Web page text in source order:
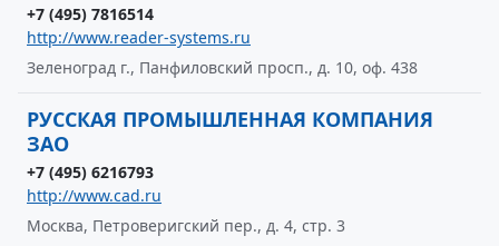
+7 (495) 7816514
http://www.reader-systems.ru
Зеленоград г., Панфиловский просп., д. 10, оф. 438
РУССКАЯ ПРОМЫШЛЕННАЯ КОМПАНИЯ
ЗАО
+7 (495) 6216793
http://www.cad.ru
Москва, Петроверигский пер., д. 4, стр. 3